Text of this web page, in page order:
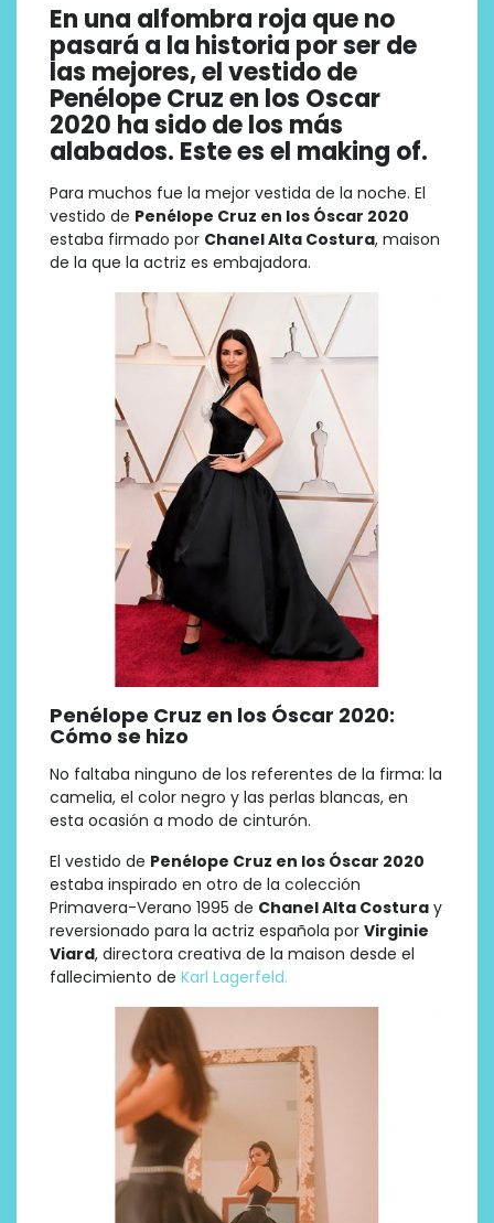
En una alfombra roja que no
pasará a la historia por ser de
las mejores, el vestido de
Penélope Cruz en los Oscar
2020 ha sido de los más
alabados. Este es el making of.
Para muchos fue la mejor vestida de la noche. El
vestido de Penélope Cruz en los Óscar 2020
estaba firmado por Chanel Alta Costura, maison
de la que la actriz es embajadora.
Penélope Cruz en los Óscar 2020:
Cómo se hizo
No faltaba ninguno de los referentes de la firma: la
camelia, el color negro y las perlas blancas, en
esta ocasión a modo de cinturón.
El vestido de Penélope Cruz en los Óscar 2020
estaba inspirado en otro de la colección
Primavera-Verano 1995 de Chanel Alta Costura y
reversionado para la actriz española por Virginie
Viard, directora creativa de la maison desde el
fallecimiento de Karl Lagerfeld.